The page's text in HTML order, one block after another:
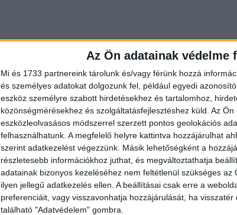
Az Ön adatainak védelme
Mi és 1733 partnereink tárolunk és/vagy férünk hozzá
és személyes adatokat dolgozunk fel, például egyedi
eszköz személyre szabott hirdetésekhez és tartalomhoz,
közönségmérésekhez és szolgáltatásfejlesztéshez küld. Az Ön
eszközleolvasásos módszerrel szerzett pontos geolokációs
felhasználhatunk. A megfelelő helyre kattintva hozzájárulhat
szerint adatkezelést végezzünk. Másik lehetőségként a
részletesebb információkhoz juthat, és megváltoztathatja
adatainak bizonyos kezeléséhez nem feltétlenül szükséges
ilyen jellegű adatkezelés ellen. A beállításai csak erre a
preferenciáit, vagy visszavonhatja hozzájárulását, ha
található "Adatvédelem" gombra.